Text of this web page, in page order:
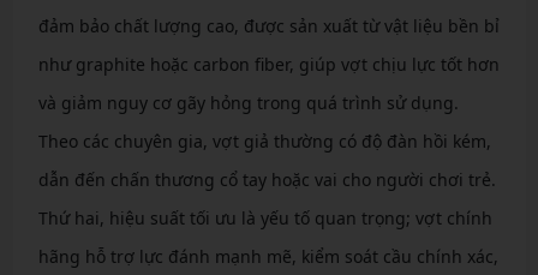
đảm bảo chất lượng cao, được sản xuất từ vật liệu bền bỉ
như graphite hoặc carbon fiber, giúp vợt chịu lực tốt hơn
và giảm nguy cơ gãy hỏng trong quá trình sử dụng.
Theo các chuyên gia, vợt giả thường có độ đàn hồi kém,
dẫn đến chấn thương cổ tay hoặc vai cho người chơi trẻ.
Thứ hai, hiệu suất tối ưu là yếu tố quan trọng; vợt chính
hãng hỗ trợ lực đánh mạnh mẽ, kiểm soát cầu chính xác,